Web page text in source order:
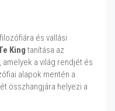
és vallási
King tanítása az
a világ rendjét és
alapok mentén a
összhangjára helyezi a